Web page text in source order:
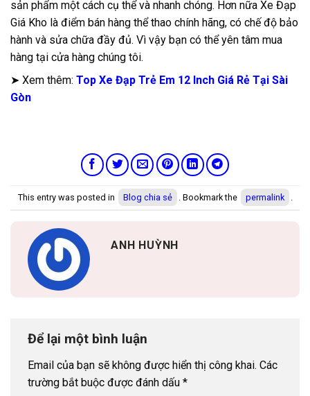
sản phẩm một cách cụ thể và nhanh chóng. Hơn nữa Xe Đạp
Giá Kho là điểm bán hàng thể thao chính hãng, có chế độ bảo
hành và sửa chữa đầy đủ. Vì vậy bạn có thể yên tâm mua
hàng tại cửa hàng chúng tôi.
➤ Xem thêm: Top Xe Đạp Trẻ Em 12 Inch Giá Rẻ Tại Sài
Gòn
This entry was posted in Blog chia sẻ . Bookmark the permalink
ANH HUỲNH
Để lại một bình luận
Email của bạn sẽ không được hiển thị công khai. Các
trường bắt buộc được đánh dấu *